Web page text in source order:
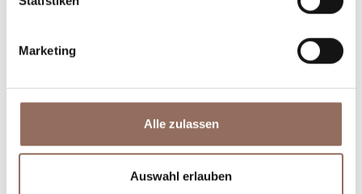
Marketing
Alle zulassen
Auswahl erlauben
Trinken